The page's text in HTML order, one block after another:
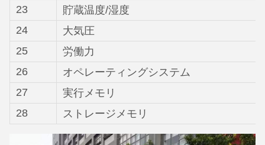
23
貯蔵温度/湿度
24
大気圧
25
労働力
26
オペレーティングシステム
27
実行メモリ
28
ストレージメモリ